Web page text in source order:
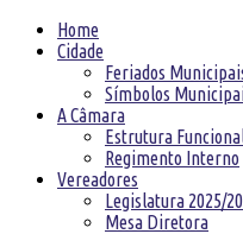
Home
Cidade
Feriados
Símbolos
A Câmara
Estrutura
Regimento Interno
Vereadores
Legislatura 2025/
Mesa Diretora